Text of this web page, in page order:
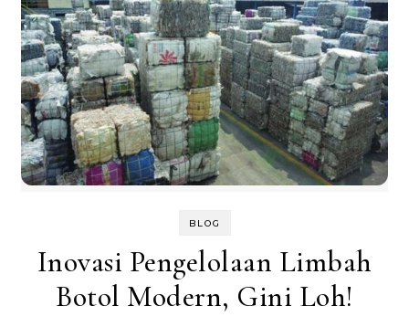
BLOG
Inovasi Pengelolaan Limbah
Botol Modern, Gini Loh!